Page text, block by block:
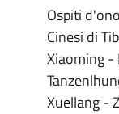
Ospiti
Cinesi di
Xiaoming -
Xuellang -